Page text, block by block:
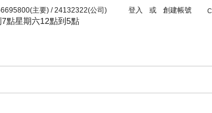
主要) / 24132322(公司)
7點星期六12點到5點
登入 或 創建帳號